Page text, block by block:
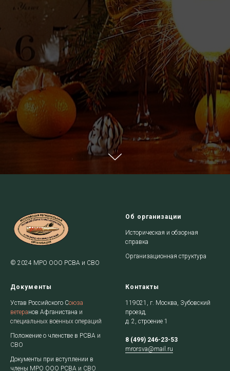
© 2024 МРО ООО РСВА и СВО
Об организации
Историческая и обзорная
справка
Организационная структура
Документы
Устав Российского Союза
ветеранов Афганистана и
специальных военных операций
Положение о членстве в РСВА и
СВО
Документы при вступлении в
члены МРО ООО РСВА и СВО
Контакты
119021, г. Москва, Зубовский
проезд,
д. 2, строение 1
8 (499) 246-23-53
mrorsva@mail.ru